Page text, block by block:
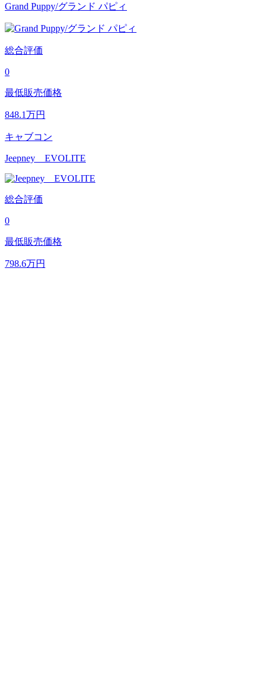
Grand Puppy/グランド パピィ
総合評価
0
最低販売価格
848.1万円
キャブコン
Jeepney EVOLITE
総合評価
0
最低販売価格
798.6万円